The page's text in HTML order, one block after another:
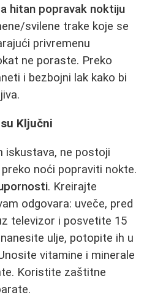
hitan popravak noktiju
svilene trake koje se
privremenu
ne poraste. Preko
i bezbojni lak kako bi
Ključni
iskustava, ne postoji
noći popraviti nokte.
. Kreirajte
odgovara: uveče, pred
televizor i posvetite 15
ulje, potopite ih u
vitamine i minerale
Koristite zaštitne